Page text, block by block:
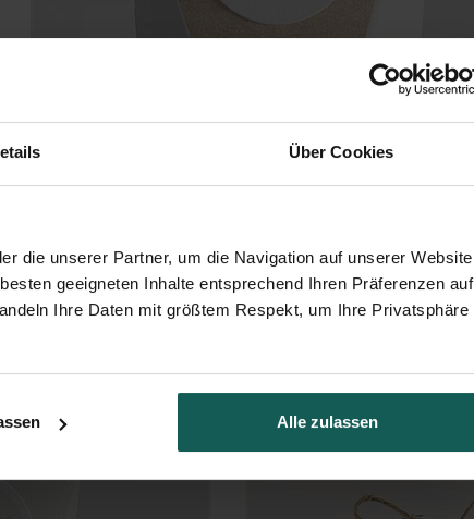
Über Cookies
die unserer Partner, um die Navigation auf unserer Website
geeigneten Inhalte entsprechend Ihren Präferenzen auf
Ihre Daten mit größtem Respekt, um Ihre Privatsphäre
Alle zulassen
Zwillingsillustrationen